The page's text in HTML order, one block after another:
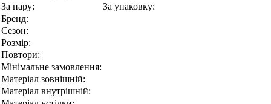
За пару:
За упаковку:
Бренд:
Сезон:
Розмір:
Повтори:
Мінімальне замовлення:
Матеріал зовнішній:
Матеріал внутрішній: